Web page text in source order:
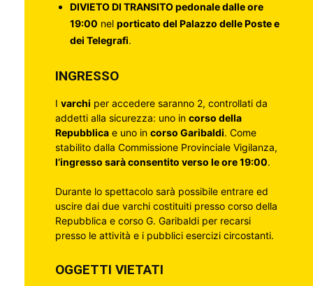
DIVIETO DI TRANSITO pedonale dalle ore
19:00 nel porticato del Palazzo delle Poste e
dei Telegrafi.
INGRESSO
I varchi per accedere saranno 2, controllati da
addetti alla sicurezza: uno in corso della
Repubblica e uno in corso Garibaldi. Come
stabilito dalla Commissione Provinciale Vigilanza,
l’ingresso sarà consentito verso le ore 19:00.
Durante lo spettacolo sarà possibile entrare ed
uscire dai due varchi costituiti presso corso della
Repubblica e corso G. Garibaldi per recarsi
presso le attività e i pubblici esercizi circostanti.
OGGETTI VIETATI